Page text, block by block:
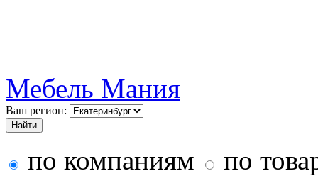
Мебель Мания
Ваш регион:
по компаниям по